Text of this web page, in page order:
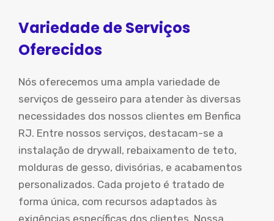
Variedade de Serviços
Oferecidos
Nós oferecemos uma ampla variedade de
serviços de gesseiro para atender às diversas
necessidades dos nossos clientes em Benfica
RJ. Entre nossos serviços, destacam-se a
instalação de drywall, rebaixamento de teto,
molduras de gesso, divisórias, e acabamentos
personalizados. Cada projeto é tratado de
forma única, com recursos adaptados às
exigências específicas dos clientes. Nossa